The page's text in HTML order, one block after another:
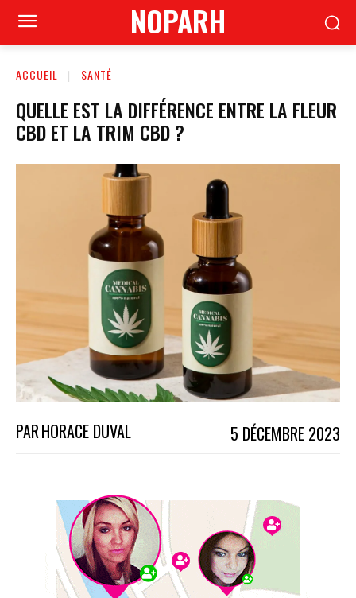
NOPARH
ACCUEIL SANTÉ
QUELLE EST LA DIFFÉRENCE ENTRE LA FLEUR
CBD ET LA TRIM CBD ?
PARHORACE DUVAL 5 DÉCEMBRE 2023